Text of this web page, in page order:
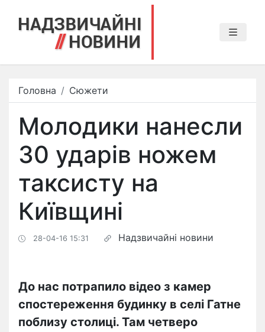
Головна Сюжети
Молодики нанесли
30 ударів ножем
таксисту на
Київщині
28-04-16 15:31 Надзвичайні новини
До нас потрапило відео з камер
спостереження будинку в селі Гатне
поблизу столиці. Там четверо